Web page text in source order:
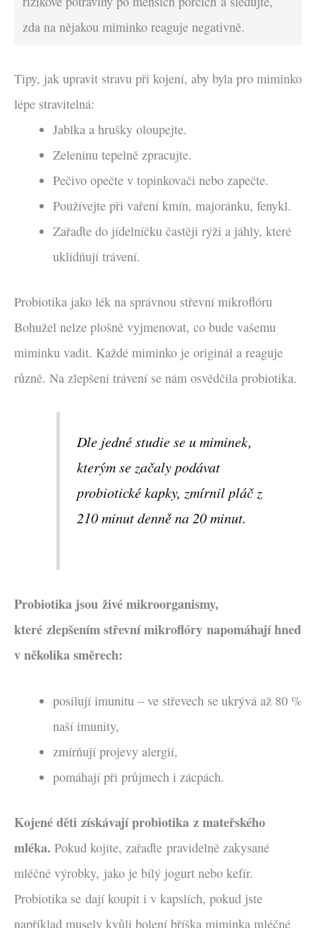
zda na nějakou miminko reaguje negativně.
Tipy, jak upravit stravu při kojení, aby byla pro miminko
lépe stravitelná:
Jablka a hrušky oloupejte.
Zeleninu tepelně zpracujte.
Pečivo opečte v topinkovači nebo zapečte.
Používejte při vaření kmín, majoránku, fenykl.
Zařaďte do jídelníčku častěji rýži a jáhly, které
uklidňují trávení.
Probiotika jako lék na správnou střevní mikroflóru
Bohužel nelze plošně vyjmenovat, co bude vašemu
miminku vadit. Každé miminko je originál a reaguje
různě. Na zlepšení trávení se nám osvědčila probiotika.
Dle jedné studie se u miminek,
kterým se začaly podávat
probiotické kapky, zmírnil pláč z
210 minut denně na 20 minut.
Probiotika jsou živé mikroorganismy,
které zlepšením střevní mikroflóry napomáhají hned
v několika směrech:
posilují imunitu – ve střevech se ukrývá až 80 %
naší imunity,
zmírňují projevy alergií,
pomáhají při průjmech i zácpách.
Kojené děti získávají probiotika z mateřského
mléka. Pokud kojíte, zařaďte pravidelně zakysané
mléčné výrobky, jako je bílý jogurt nebo kefír.
Probiotika se dají koupit i v kapslích, pokud jste
například musely kvůli bolení bříška miminka mléčné